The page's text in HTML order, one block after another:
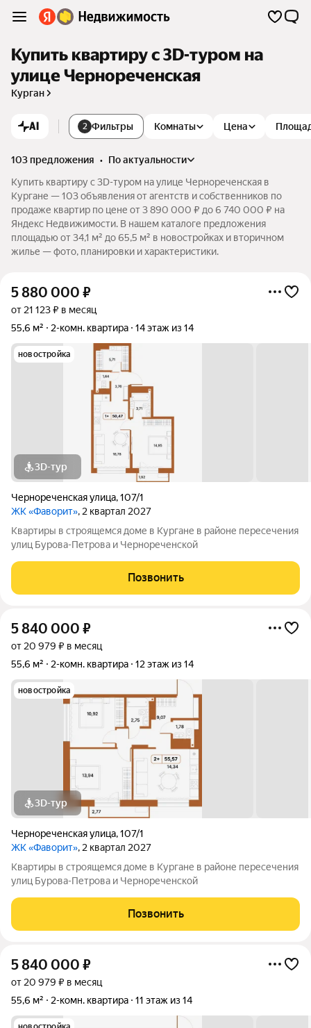
Купить квартиру c 3D-туром на
улице Чернореченская
Курган
AI 2 Фильтры Комнаты Цена
103 предложения •
по актуальности
Купить квартиру c 3D-туром на улице Чернореченская в
Кургане — 103 объявления от агентств и собственников по
продаже квартир по цене от 3 890 000 ₽ до 6 740 000 ₽ на
Яндекс Недвижимости. В нашем каталоге предложения
площадью от 34,1 м² до 65,5 м² в новостройках и вторичном
жилье — фото, планировки и характеристики.
5 880 000 ₽
от 21 123 ₽ в месяц
55,6 м²
2-комн. квартира 14 этаж из 14
новостройка
3D-тур
Чернореченская улица,107/1
ЖК «Фаворит», 2 квартал 2027
Квартиры в строящемся доме в Кургане в районе пересечения
улиц Бурова-Петрова и Чернореченской
Позвонить
5 840 000 ₽
от 20 979 ₽ в месяц
55,6 м²
2-комн. квартира 12 этаж из 14
новостройка
3D-тур
Чернореченская улица,107/1
ЖК «Фаворит», 2 квартал 2027
Квартиры в строящемся доме в Кургане в районе пересечения
улиц Бурова-Петрова и Чернореченской
Позвонить
5 840 000 ₽
от 20 979 ₽ в месяц
55,6 м²
2-комн. квартира 11 этаж из 14